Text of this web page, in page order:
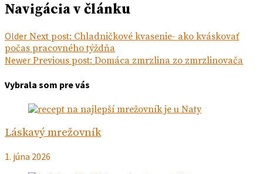
Navigácia v článku
Older Next post: Chladničkové kvasenie- ako kváskovať
počas pracovného týždňa
Newer Previous post: Domáca zmrzlina zo zmrzlinovača
Vybrala som pre vás
Láskavý mrežovník
1. júna 2026